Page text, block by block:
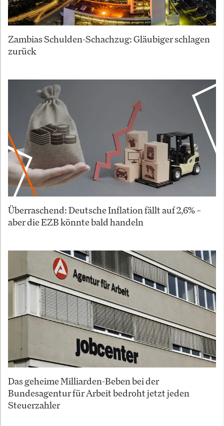
Zambias Schulden-Schachzug: Gläubiger schlagen
zurück
Überraschend: Deutsche Inflation fällt auf 2,6% –
aber die EZB könnte bald handeln
Das geheime Milliarden-Beben bei der
Bundesagentur für Arbeit bedroht jetzt jeden
Steuerzahler